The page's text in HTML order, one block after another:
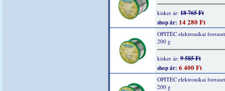
kisker ár: 18 765 Ft
shop ár: 14 280 Ft
OPITEC elektronikai
200 g
kisker ár: 9 585 Ft
shop ár: 6 400 Ft
OPITEC elektronikai
200 g